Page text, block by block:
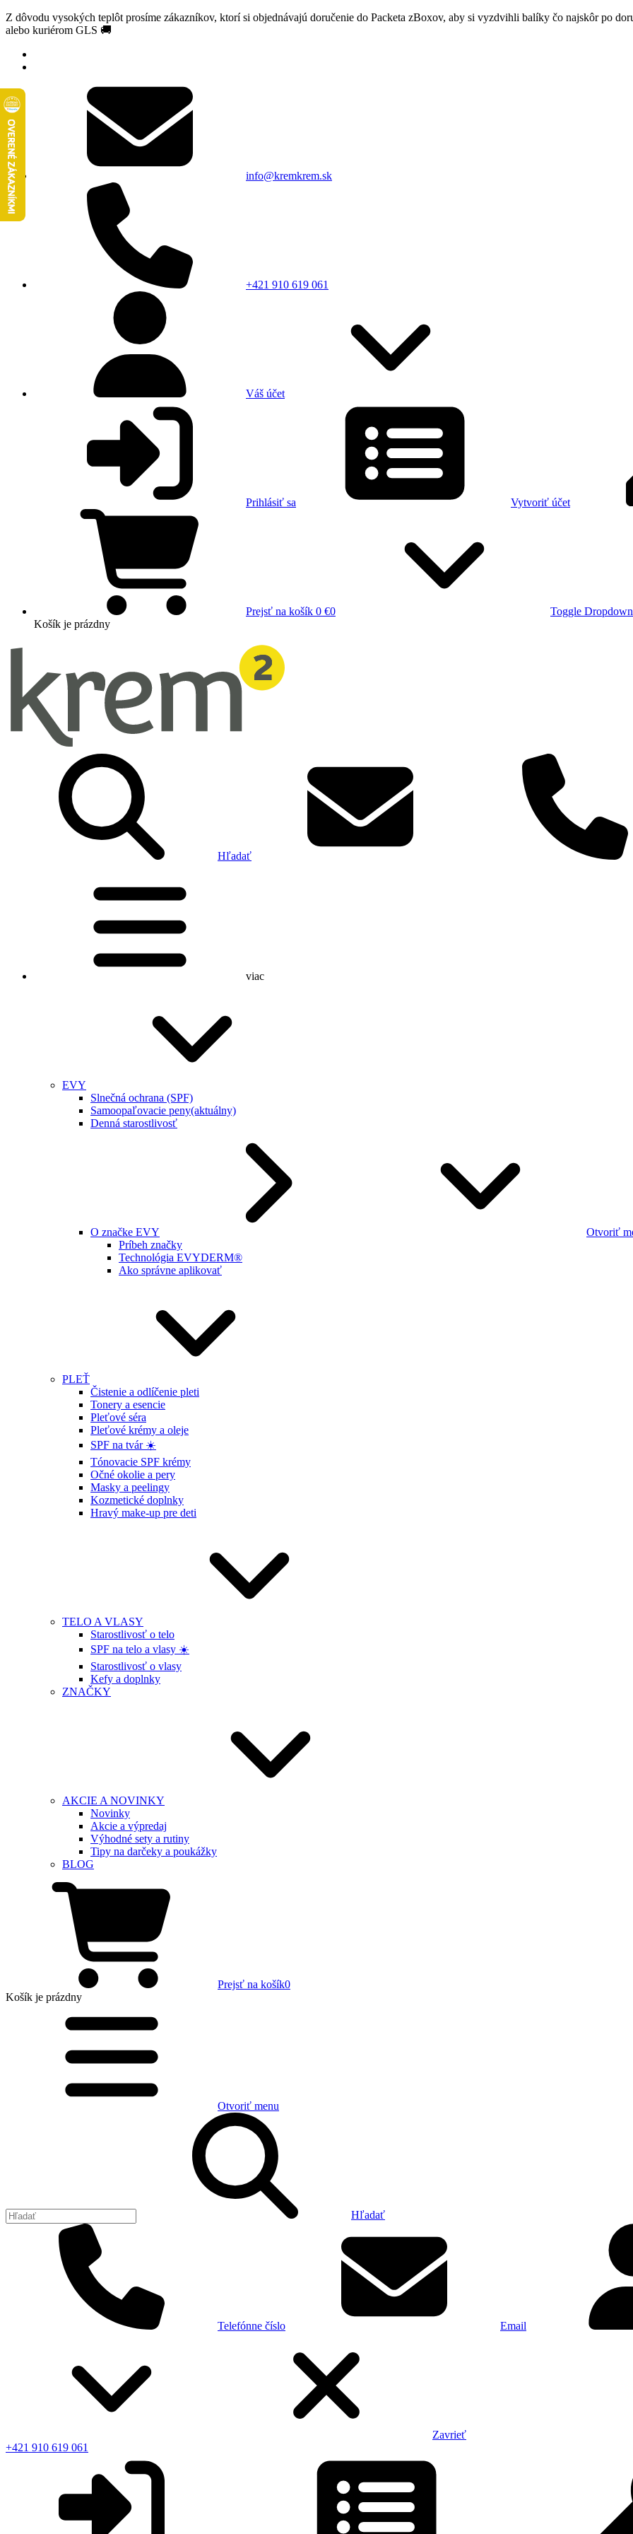
Z dôvodu vysokých teplôt prosíme zákazníkov, ktorí si objednávajú doručenie do Packeta zBoxov, aby si vyzdvihli balíky čo najskôr po
alebo kuriérom GLS 🚚
info@kremkrem.sk
+421 910 619 061
Váš účet
Prihlásiť sa Vytvoriť účet
Prejsť na košík 0 €0
Toggle Dropdown
Košík je prázdny
Hľadať
viac
EVY
Slnečná ochrana (SPF)
Samoopaľovacie peny(aktuálny)
Denná starostlivosť
O značke EVY
Otvoriť
Príbeh značky
Technológia EVYDERM®
Ako správne aplikovať
PLEŤ
Čistenie a odlíčenie pleti
Tonery a esencie
Pleťové séra
Pleťové krémy a oleje
SPF na tvár ☀️
Tónovacie SPF krémy
Očné okolie a pery
Masky a peelingy
Kozmetické doplnky
Hravý make-up pre deti
TELO A VLASY
Starostlivosť o telo
SPF na telo a vlasy ☀️
Starostlivosť o vlasy
Kefy a doplnky
ZNAČKY
AKCIE A NOVINKY
Novinky
Akcie a výpredaj
Výhodné sety a rutiny
Tipy na darčeky a poukážky
BLOG
Prejsť na košík0
Košík je prázdny
Otvoriť menu
Hľadať
Telefónne číslo Email
Zavrieť
+421 910 619 061